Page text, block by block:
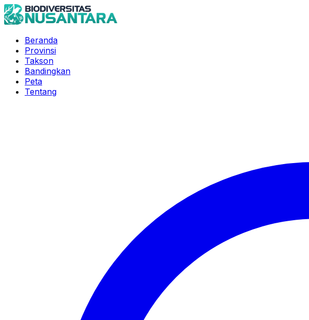
Beranda
Provinsi
Takson
Bandingkan
Peta
Tentang